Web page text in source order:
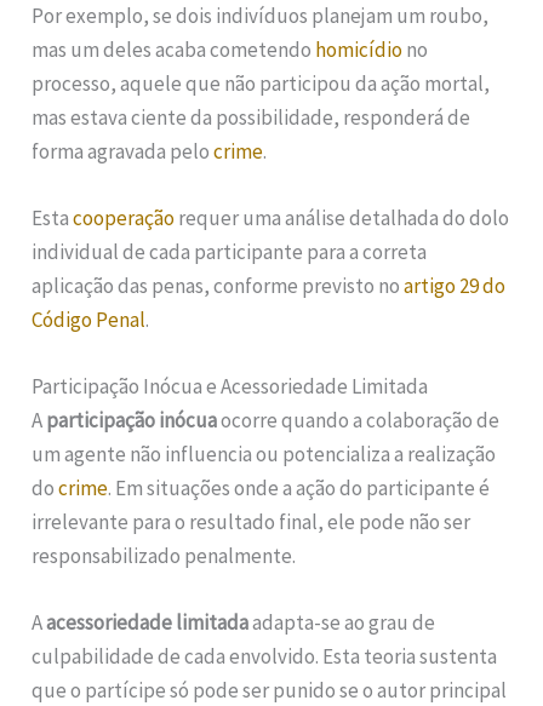
Por exemplo, se dois indivíduos planejam um roubo,
mas um deles acaba cometendo homicídiono
processo, aquele que não participou da ação mortal,
mas estava ciente da possibilidade, responderá de
forma agravada pelocrime.
Estacooperaçãorequer uma análise detalhada do dolo
individual de cada participante para a correta
aplicação das penas, conforme previsto noartigo 29 do
Código Penal.
Participação Inócua e Acessoriedade Limitada
Aparticipação inócuaocorre quando a colaboração de
um agente não influencia ou potencializa a realização
docrime. Em situações onde a ação do participante é
irrelevante para o resultado final, ele pode não ser
responsabilizado penalmente.
Aacessoriedade limitadaadapta-se ao grau de
culpabilidade de cada envolvido. Esta teoria sustenta
que o partícipe só pode ser punido se o autor principal